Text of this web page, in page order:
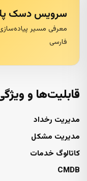
سرویس دسک
فارسی
قابلیت‌ها و
مدیریت رخداد
مدیریت مشکل
کاتالوگ خدمات
CMDB